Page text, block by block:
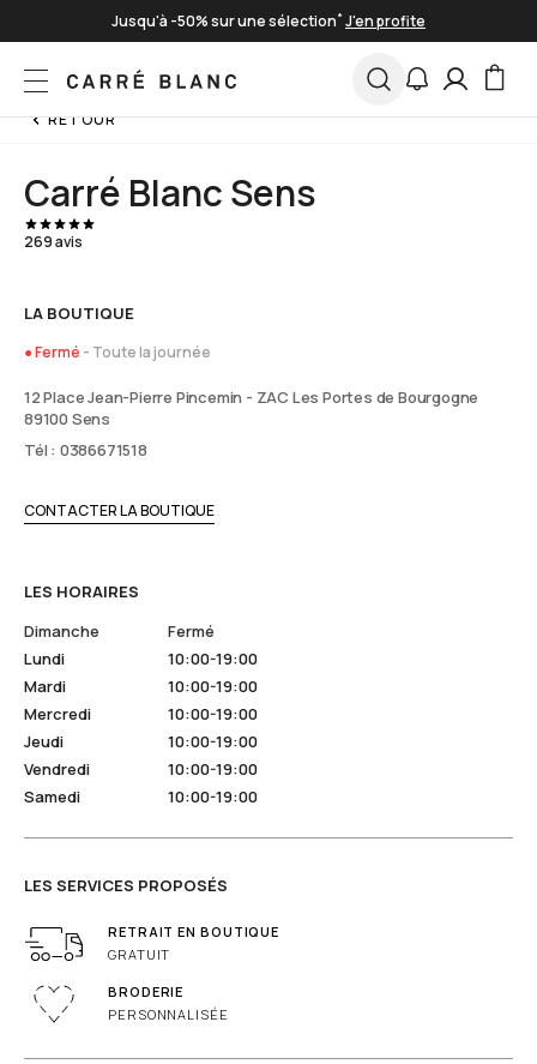
Skip to ContentJusqu'à -50% sur une sélection* J'en profite
Livraison offerte à partir de 100€
RETOUR
Carré Blanc Sens
269 avis
LA BOUTIQUE
● Fermé - Toute la journée
12 Place Jean-Pierre Pincemin - ZAC Les Portes de Bourgogne
89100 Sens
Tél : 0386671518
CONTACTER LA BOUTIQUE
LES HORAIRES
Dimanche
Fermé
Lundi
10:00-19:00
Mardi
10:00-19:00
Mercredi
10:00-19:00
Jeudi
10:00-19:00
Vendredi
10:00-19:00
Samedi
10:00-19:00
LES SERVICES PROPOSÉS
RETRAIT EN BOUTIQUE
GRATUIT
BRODERIE
PERSONNALISÉE